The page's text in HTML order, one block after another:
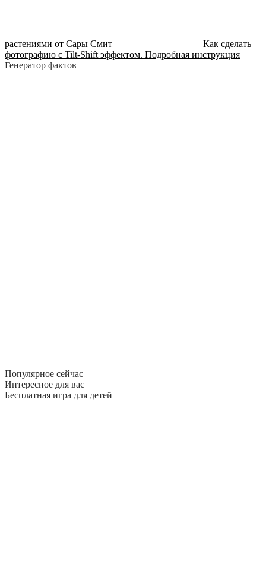
растениями от Сары Смит
Как сделать
фотографию с Tilt-Shift эффектом. Подробная инструкция
Генератор фактов
Популярное сейчас
Интересное для вас
Бесплатная игра для детей